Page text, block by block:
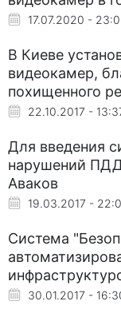
17.07.2020 -
В Киеве
видеокамер,
похищенного
22.10.2017 -
Для введения
нарушений
Аваков
19.03.2017 -
Система
30.01.2017 -